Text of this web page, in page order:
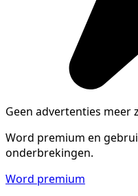
Geen advertenties meer
Word premium en
onderbrekingen.
Word premium